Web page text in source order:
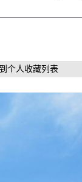
个人收藏列表